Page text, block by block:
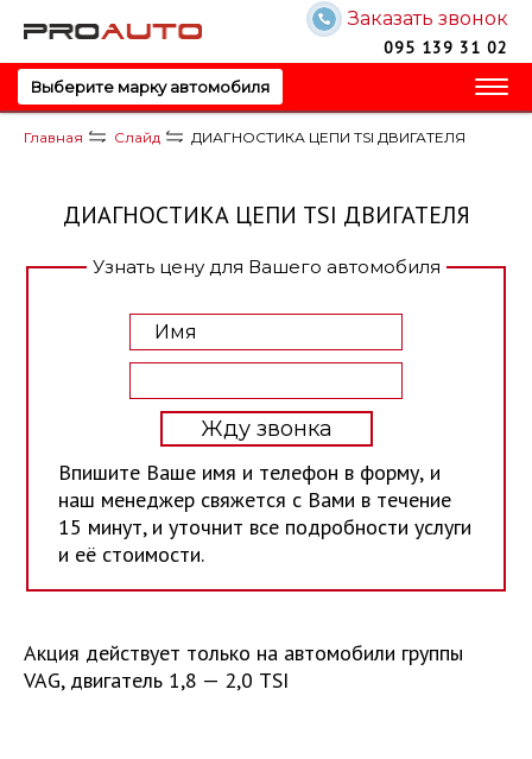
Заказать звонок
095 139 31 02
Выберите марку автомобиля
Главная Слайд ДИАГНОСТИКА ЦЕПИ TSI ДВИГАТЕЛЯ
ДИАГНОСТИКА ЦЕПИ TSI ДВИГАТЕЛЯ
Узнать цену для Вашего автомобиля
Жду звонка
Впишите Ваше имя и телефон в форму, и
наш менеджер свяжется с Вами в течение
15 минут, и уточнит все подробности услуги
и её стоимости.
Акция действует только на автомобили группы
VAG, двигатель 1,8 — 2,0 TSI
Перезвоните мне!
Отправить
Запись на обслуживание!
Ваше имя
Ваш телефон
Ваш вопрос?
Отправить
Запись на обслуживание!
Ваше имя
Ваш телефон
Отправить